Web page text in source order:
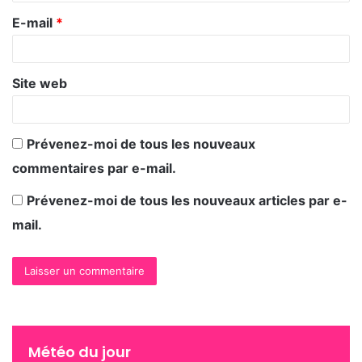
Faites le mur » de Banksy, par Cent Soleils.
18h
L’ASELQO présente sa soirée musicale au jardin de
e
*
E-mail *
Site web
Prévenez-moi de tous les nouveaux
commentaires par e-mail.
Prévenez-moi de tous les nouveaux articles par e-
mail.
Météo du jour